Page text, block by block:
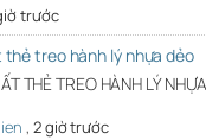
trước
thẻ treo hành lý nhựa dẻo
THẺ TREO HÀNH LÝ
,2 giờ trước